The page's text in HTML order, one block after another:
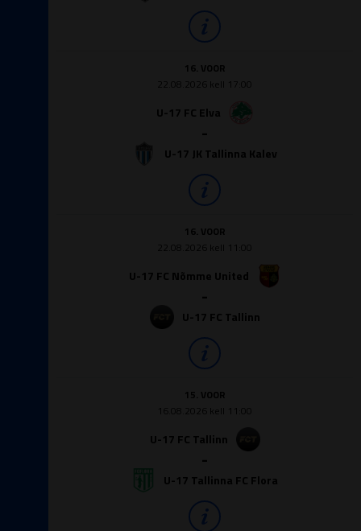
16. VOOR
22.08.2026 kell 17:00
U-17 FC Elva
-
U-17 JK Tallinna Kalev
16. VOOR
22.08.2026 kell 11:00
U-17 FC Nõmme United
-
U-17 FC Tallinn
15. VOOR
16.08.2026 kell 11:00
U-17 FC Tallinn
-
U-17 Tallinna FC Flora